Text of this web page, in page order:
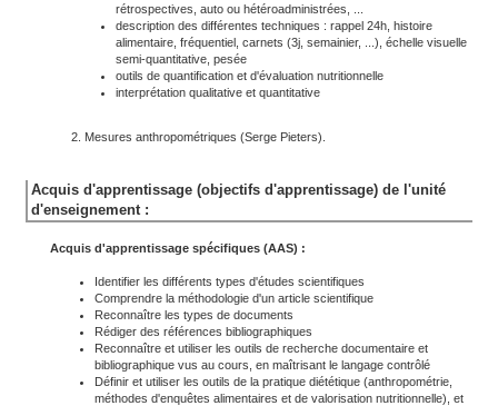
rétrospectives, auto ou hétéroadministrées, ...
description des différentes techniques : rappel 24h, histoire
alimentaire, fréquentiel, carnets (3j, semainier, ...), échelle visuelle
semi-quantitative, pesée
outils de quantification et d'évaluation nutritionnelle
interprétation qualitative et quantitative
2. Mesures anthropométriques (Serge Pieters).
Acquis d'apprentissage (objectifs d'apprentissage) de l'unité
d'enseignement :
Acquis d'apprentissage spécifiques (AAS) :
Identifier les différents types d'études scientifiques
Comprendre la méthodologie d'un article scientifique
Reconnaître les types de documents
Rédiger des références bibliographiques
Reconnaître et utiliser les outils de recherche documentaire et
bibliographique vus au cours, en maîtrisant le langage contrôlé
Définir et utiliser les outils de la pratique diététique (anthropométrie,
méthodes d'enquêtes alimentaires et de valorisation nutritionnelle), et